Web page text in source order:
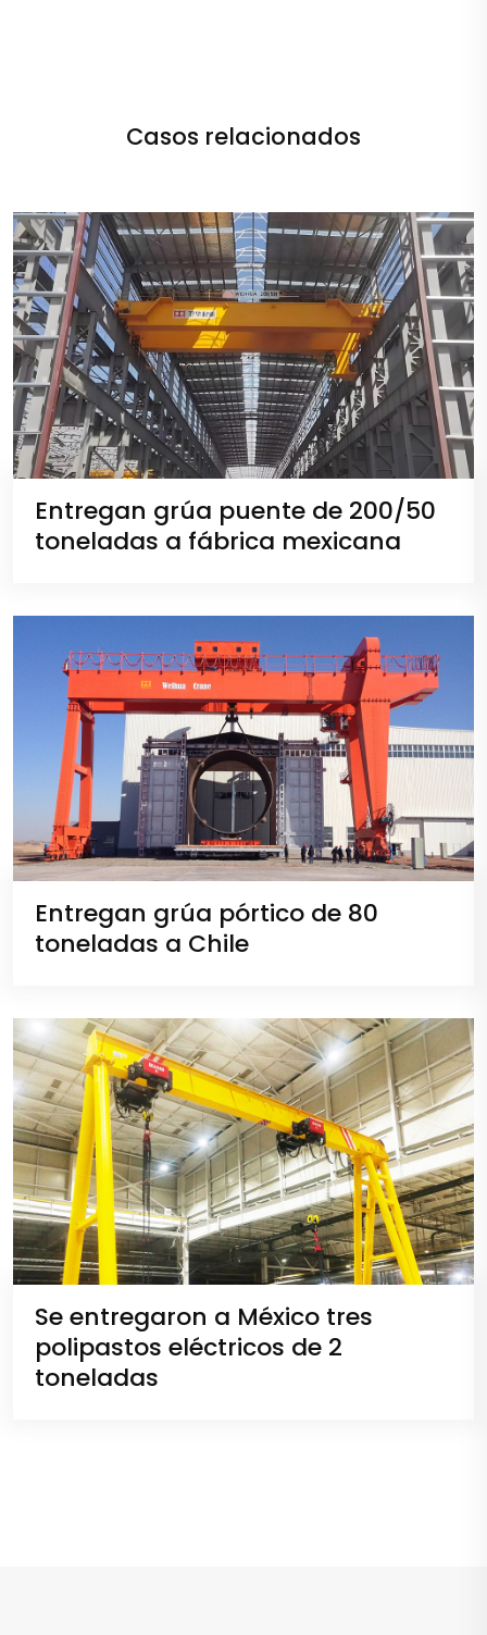
Casos relacionados
Entregan grúa puente de 200/50
toneladas a fábrica mexicana
Entregan grúa pórtico de 80
toneladas a Chile
Se entregaron a México tres
polipastos eléctricos de 2
toneladas